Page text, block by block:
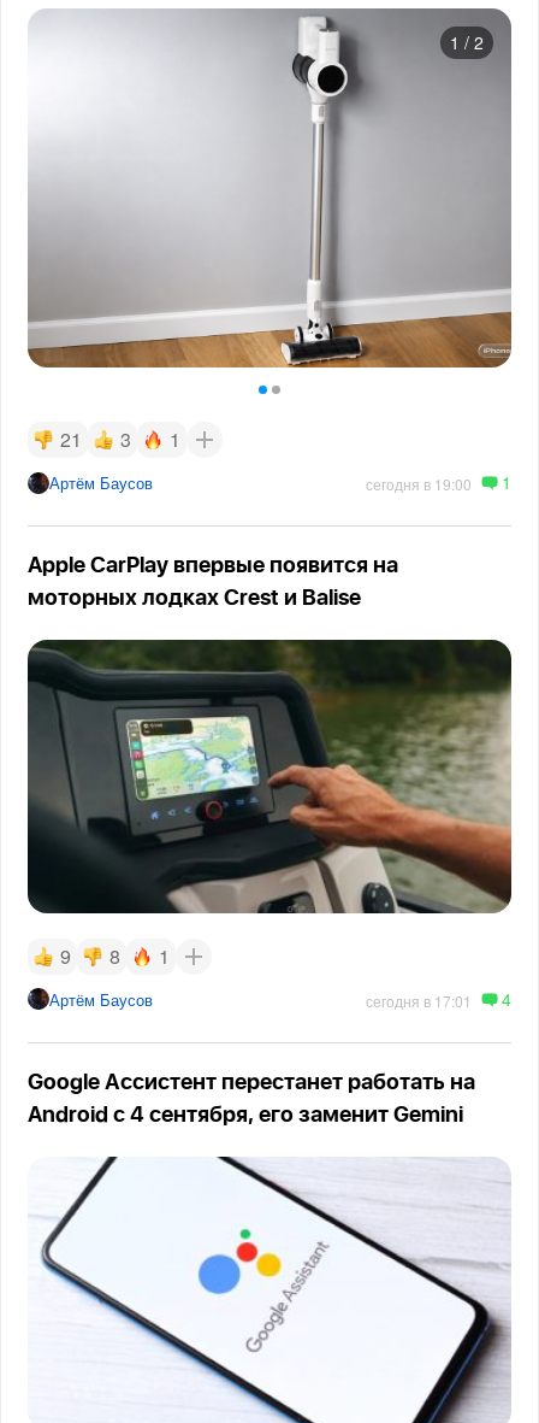
1 / 2
21 3 1
Артём Баусов сегодня в 19:00 1
Apple CarPlay впервые появится на
моторных лодках Crest и Balise
9 8 1
Артём Баусов сегодня в 17:01 4
Google Ассистент перестанет работать на
Android с 4 сентября, его заменит Gemini